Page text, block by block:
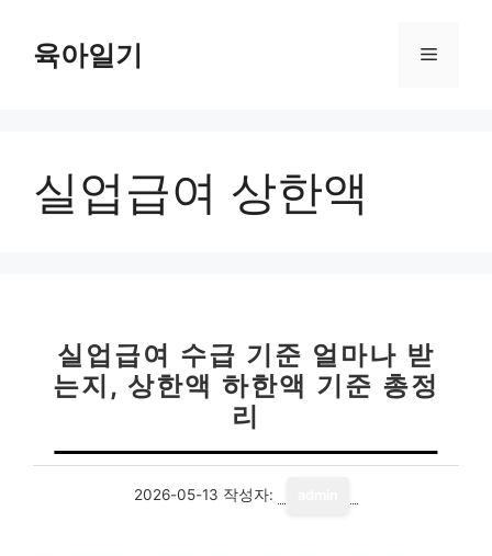
육아일기 메
실업급여 상한액
실업급여 수급 기준 얼마나 받
는지, 상한액 하한액 기준 총정
리
2026-05-13 작성자: